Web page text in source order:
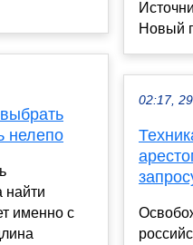
нелепо
найти
именно с
Новый
02:17,